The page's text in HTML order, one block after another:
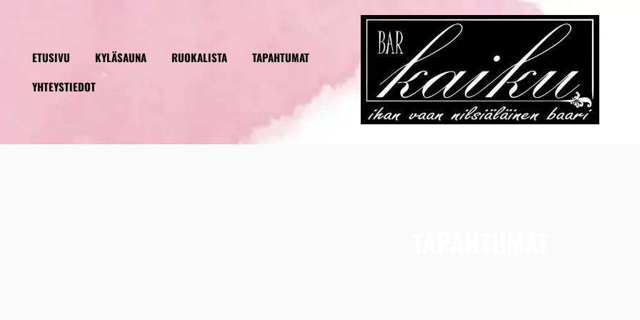
ETUSIVU KYLÄSAUNA RUOKALISTA
TAPAHTUMAT
YHTEYSTIEDOT